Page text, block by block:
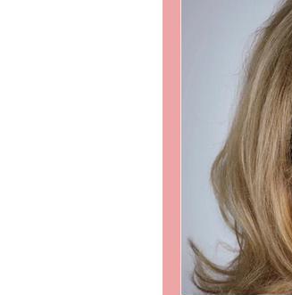
Zone Culture
ZoneCulture
ZoneCulture
critique